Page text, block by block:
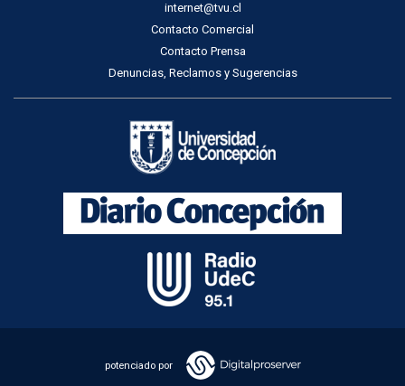
internet@tvu.cl
Contacto Comercial
Contacto Prensa
Denuncias, Reclamos y Sugerencias
potenciado por